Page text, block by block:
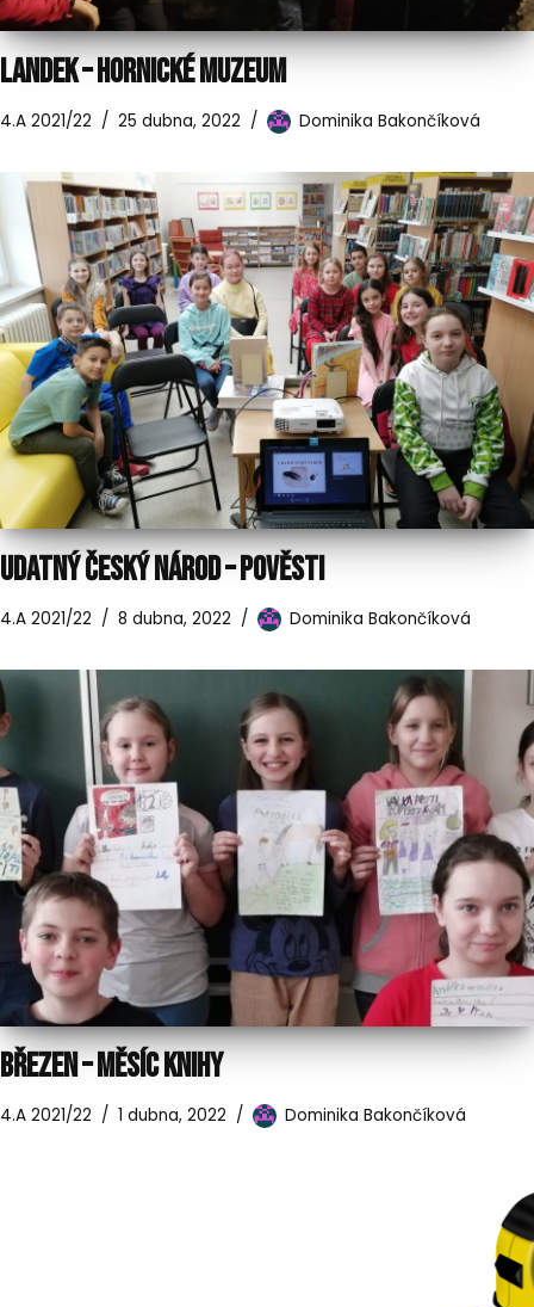
LANDEK – HORNICKÉ MUZEUM
4.A 2021/22 25 dubna, 2022 Dominika Bakončíková
UDATNÝ ČESKÝ NÁROD – POVĚSTI
4.A 2021/22 8 dubna, 2022 Dominika Bakončíková
BŘEZEN – MĚSÍC KNIHY
4.A 2021/22 1 dubna, 2022 Dominika Bakončíková